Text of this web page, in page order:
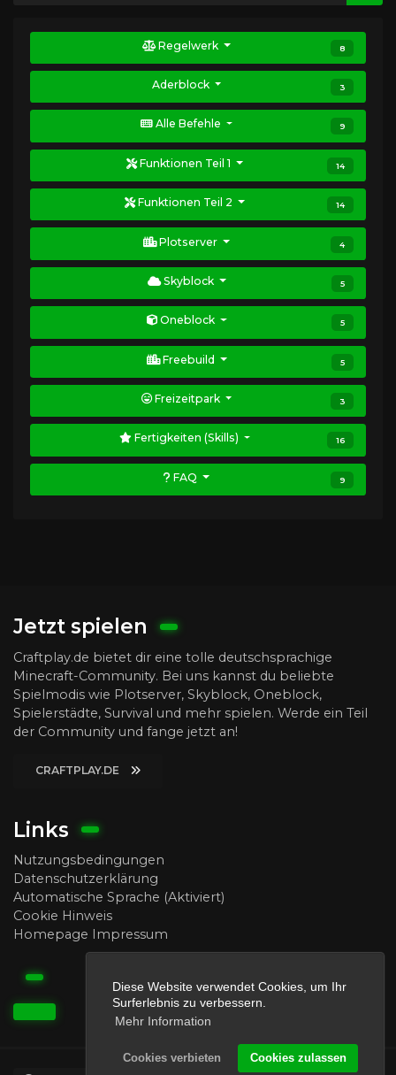
Diese Website verwendet Cookies, um Ihr
Surferlebnis zu verbessern.
Mehr Information
Cookies verbieten Cookies zulassen
Regelwerk 8
Aderblock 3
Alle Befehle 9
Funktionen Teil 1 14
Funktionen Teil 2 14
Plotserver 4
Skyblock 5
Oneblock 5
Freebuild 5
Freizeitpark 3
Fertigkeiten (Skills) 16
FAQ 9
Jetzt spielen
Craftplay.de bietet dir eine tolle deutschsprachige
Minecraft-Community. Bei uns kannst du beliebte
Spielmodis wie Plotserver, Skyblock, Oneblock,
Spielerstädte, Survival und mehr spielen. Werde ein Teil
der Community und fange jetzt an!
CRAFTPLAY.DE
Links
Nutzungsbedingungen
Datenschutzerklärung
Automatische Sprache (Aktiviert)
Cookie Hinweis
Homepage Impressum